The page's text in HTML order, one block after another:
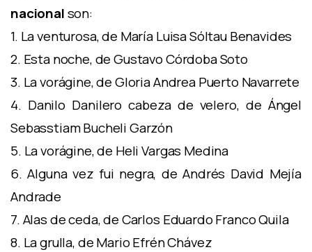
nacionalson:
1. La venturosa, de María Luisa Sóltau Benavides
2. Esta noche, de Gustavo Córdoba Soto
3. La vorágine, de Gloria Andrea Puerto Navarrete
4. Danilo Danilero cabeza de velero, de Ángel
Sebasstiam Bucheli Garzón
5. La vorágine, de Heli Vargas Medina
6. Alguna vez fui negra, de Andrés David Mejía
Andrade
7. Alas de ceda, de Carlos Eduardo Franco Quila
8. La grulla, de Mario Efrén Chávez